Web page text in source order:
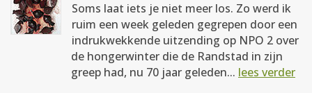
Soms laat iets je niet meer los. Zo werd ik
ruim een week geleden gegrepen door een
indrukwekkende uitzending op NPO 2 over
de hongerwinter die de Randstad in zijn
greep had, nu 70 jaar geleden... lees verder